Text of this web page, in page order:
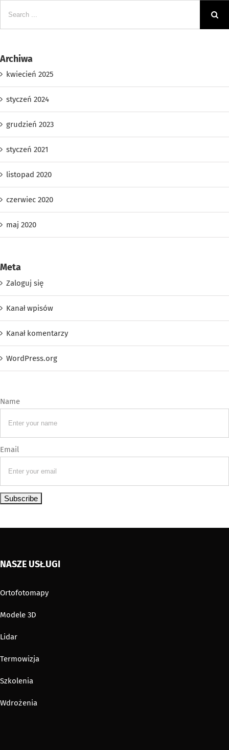
Archiwa
kwiecień 2025
styczeń 2024
grudzień 2023
styczeń 2021
listopad 2020
czerwiec 2020
maj 2020
Meta
Zaloguj się
Kanał wpisów
Kanał komentarzy
WordPress.org
Name
Email
NASZE USŁUGI
Ortofotomapy
Modele 3D
Lidar
Termowizja
Szkolenia
Wdrożenia